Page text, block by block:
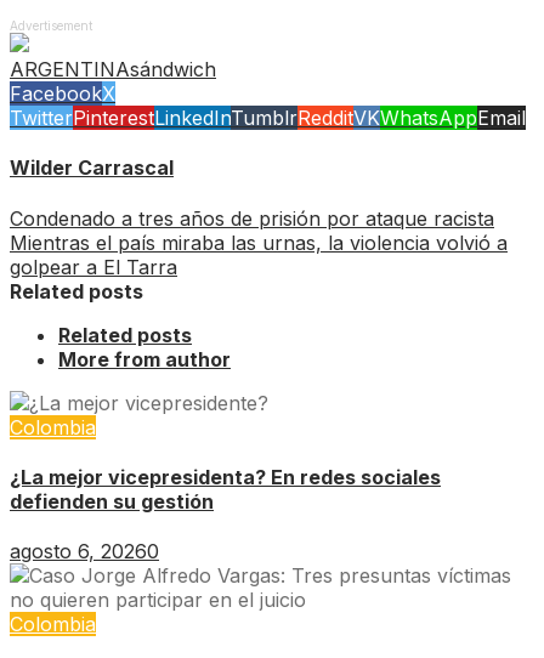
Advertisement
ARGENTINAsándwich
FacebookX
TwitterPinterestLinkedInTumblrRedditVKWhatsAppEmail
Wilder Carrascal
Condenado a tres años de prisión por ataque racista
Mientras el país miraba las urnas, la violencia volvió a
golpear a El Tarra
Related posts
Related posts
More from author
Colombia
¿La mejor vicepresidenta? En redes sociales
defienden su gestión
agosto 6, 20260
Colombia